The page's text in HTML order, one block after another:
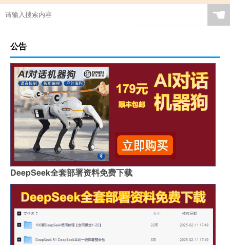
日本奥运会八月几号闭幕
nba2k怎么提升球队默契 ☚
公告
DeepSeek全套部署资料免费下载